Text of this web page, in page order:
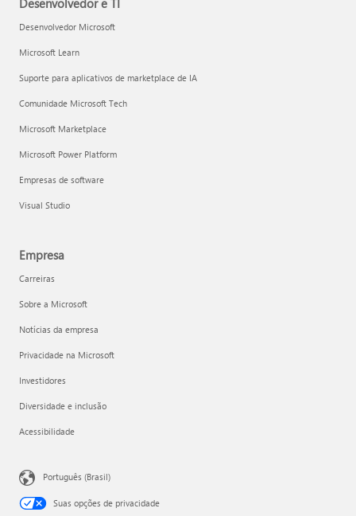
Desenvolvedor e TI
Desenvolvedor Microsoft
Microsoft Learn
Suporte para aplicativos de marketplace de IA
Comunidade Microsoft Tech
Microsoft Marketplace
Microsoft Power Platform
Empresas de software
Visual Studio
Empresa
Carreiras
Sobre a Microsoft
Notícias da empresa
Privacidade na Microsoft
Investidores
Diversidade e inclusão
Acessibilidade
Português (Brasil)
Suas opções de privacidade